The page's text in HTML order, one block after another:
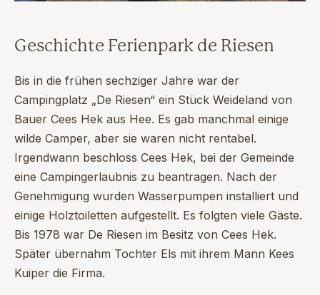
Geschichte Ferienpark de Riesen
Bis in die frühen sechziger Jahre war der
Campingplatz „De Riesen“ ein Stück Weideland von
Bauer Cees Hek aus Hee. Es gab manchmal einige
wilde Camper, aber sie waren nicht rentabel.
Irgendwann beschloss Cees Hek, bei der Gemeinde
eine Campingerlaubnis zu beantragen. Nach der
Genehmigung wurden Wasserpumpen installiert und
einige Holztoiletten aufgestellt. Es folgten viele Gäste.
Bis 1978 war De Riesen im Besitz von Cees Hek.
Später übernahm Tochter Els mit ihrem Mann Kees
Kuiper die Firma.